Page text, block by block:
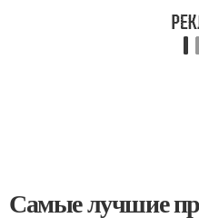
Самые лучшие